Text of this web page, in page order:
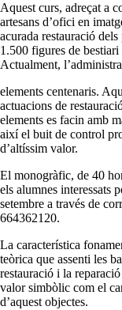
Aquest curs, adreçat a
artesans d’ofici en
acurada restauració
1.500 figures de bestiari
Actualment,
elements centenaris.
actuacions de
elements es facin amb
així el buit de control
d’altíssim valor.
El monogràfic, de 40
els alumnes interessats
setembre a través de
664362120.
La característica
teòrica que assenti les
restauració i la
valor simbòlic com el
d’aquest objectes.